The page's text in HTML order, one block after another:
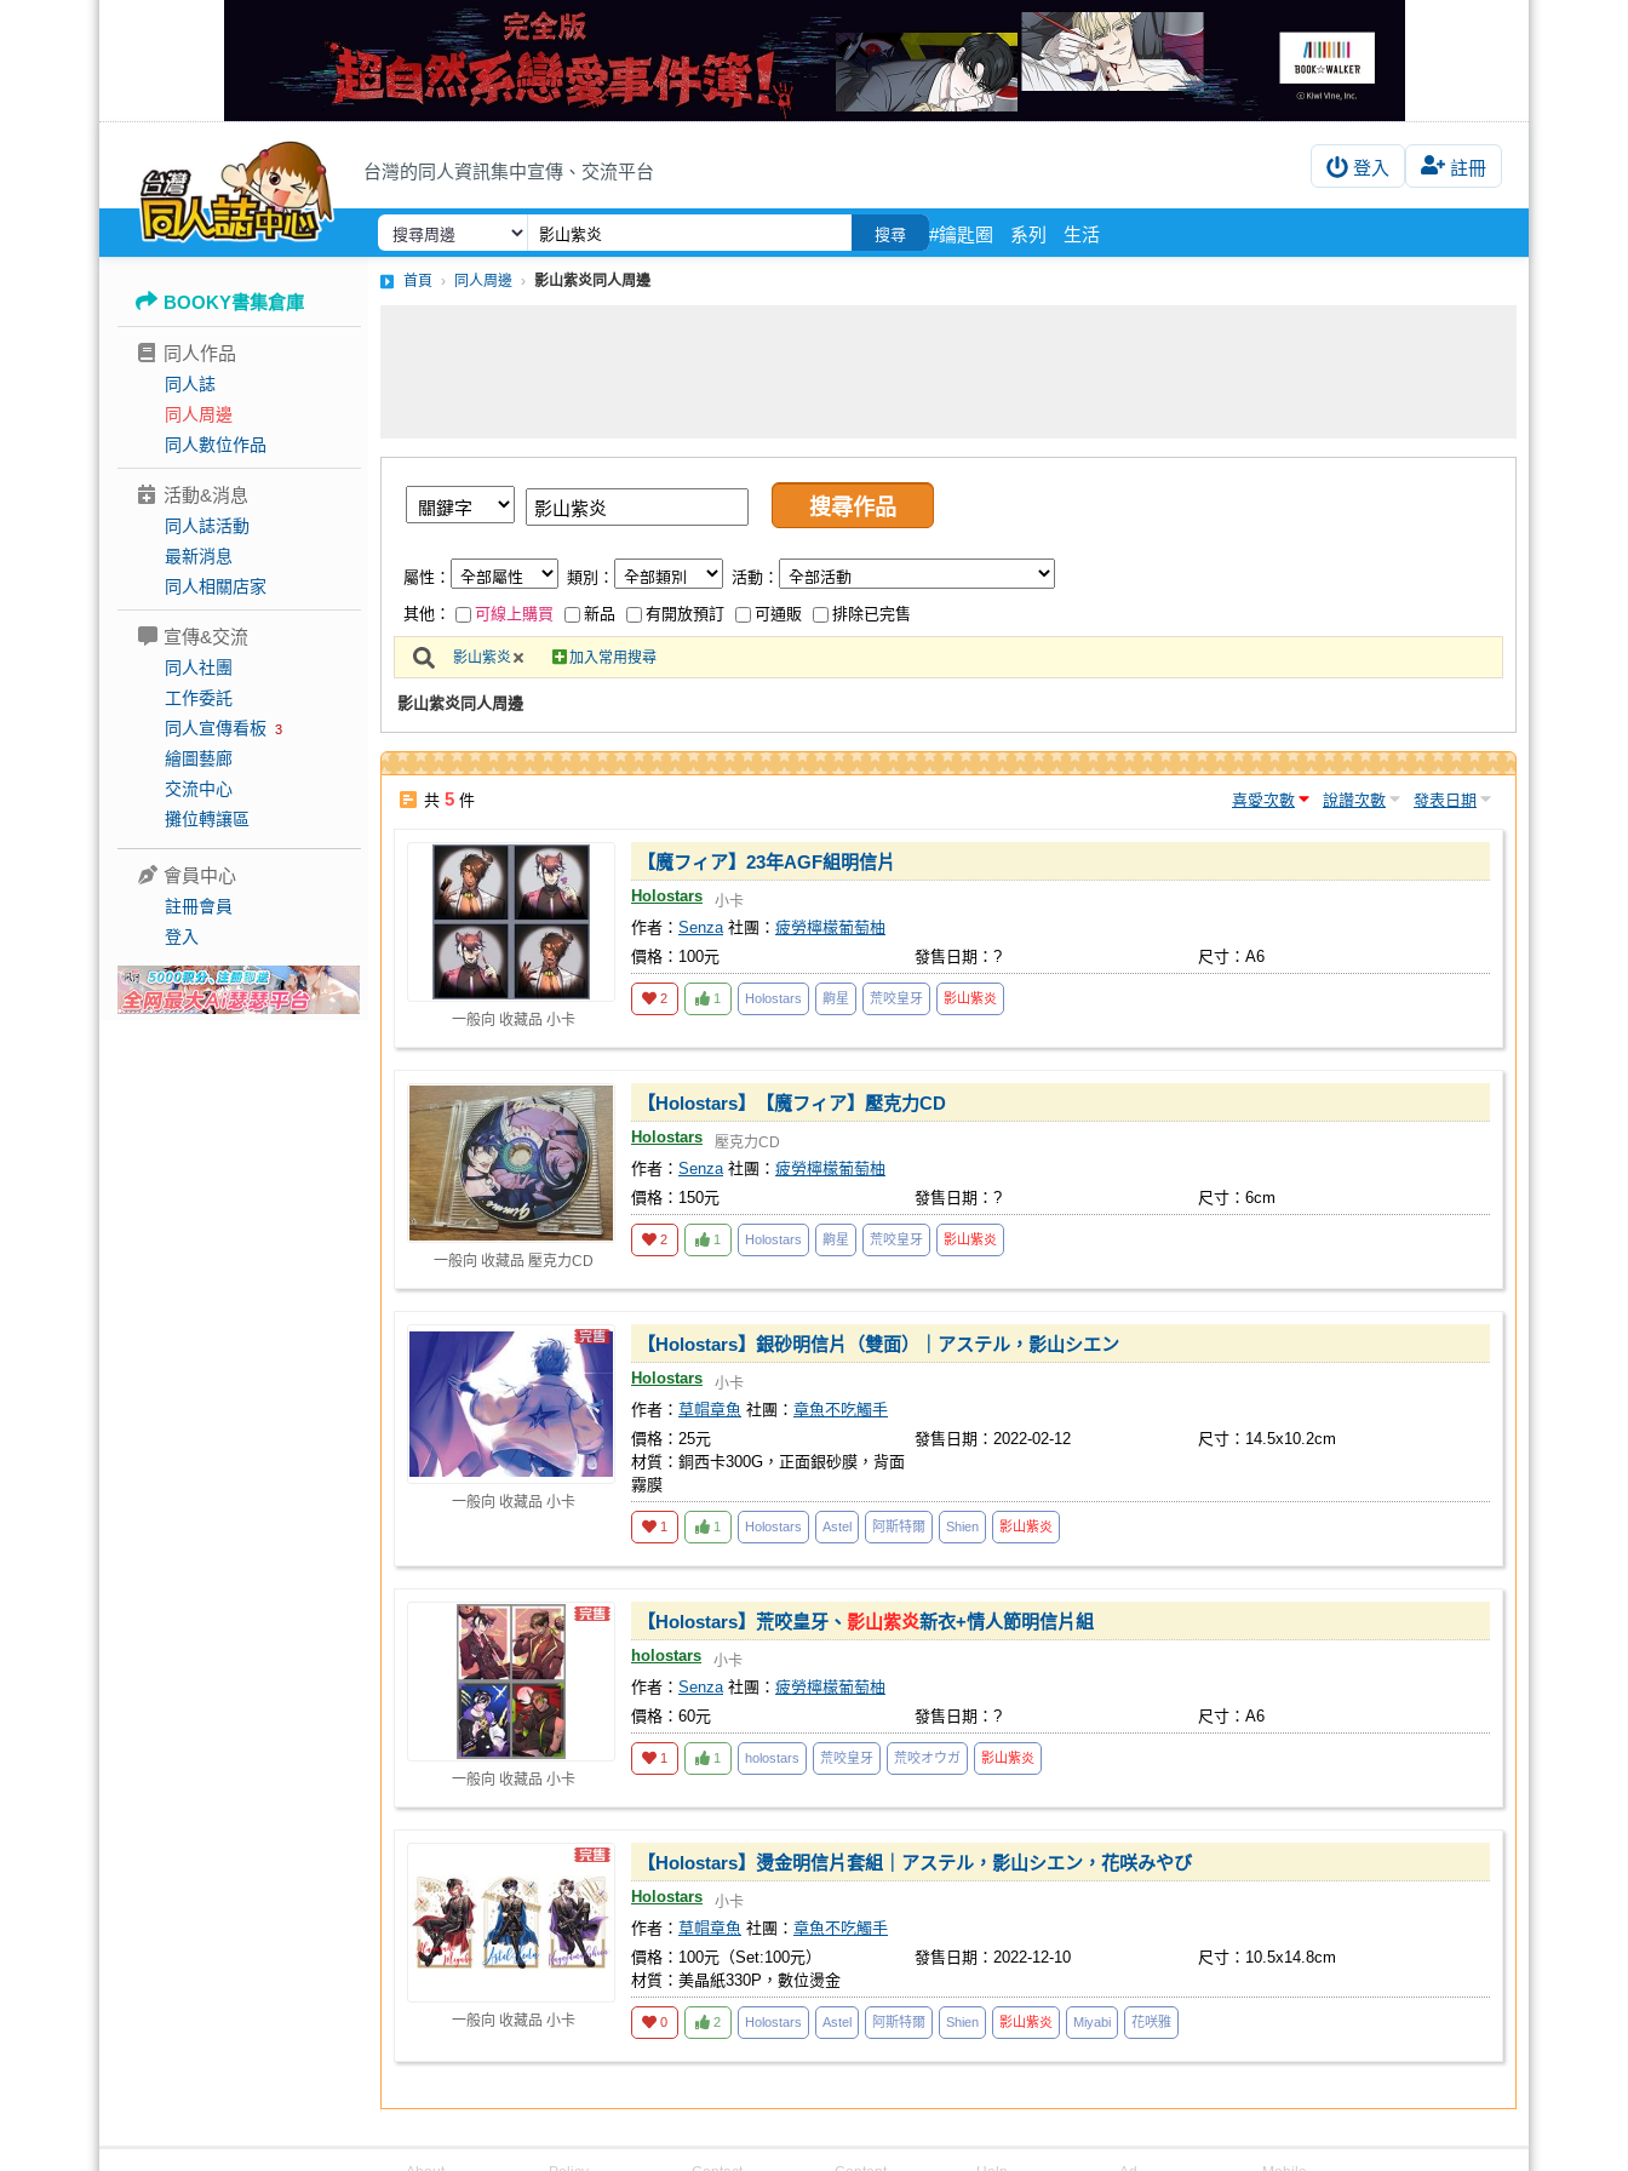
台灣的同人資訊集中宣傳、交流平台 登入 註冊
搜尋 #鑰匙圈 系列 生活
BOOKY書集倉庫
同人作品
同人誌
同人周邊
同人數位作品
活動&消息
同人誌活動
最新消息
同人相關店家
宣傳&交流
同人社團
工作委託
同人宣傳看板 3
繪圖藝廊
交流中心
攤位轉讓區
會員中心
註冊會員
登入
首頁 同人周邊 影山紫炎同人周邊
屬性： 類別：
活動：
其他：
可線上購買 新品 有開放預訂 可通販 排除已完售
影山紫炎 加入常用搜尋
影山紫炎同人周邊
共 5 件 喜愛次數 說讚次數 發表日期
一般向 收藏品 小卡
【魔フィア】23年AGF組明信片
Holostars 小卡
作者： Senza 社團： 疲勞檸檬葡萄柚
價格：100元
發售日期：? 尺寸：A6
2 1 Holostars 齁星 荒咬皇牙 影山紫炎
一般向 收藏品 壓克力CD
【Holostars】【魔フィア】壓克力CD
Holostars 壓克力CD
作者： Senza 社團： 疲勞檸檬葡萄柚
價格：150元
發售日期：? 尺寸：6cm
2 1 Holostars 齁星 荒咬皇牙 影山紫炎
一般向 收藏品 小卡
【Holostars】銀砂明信片（雙面）｜アステル，影山シエン
Holostars 小卡
作者： 草帽章魚 社團： 章魚不吃觸手
價格：25元
發售日期：2022-02-12
尺寸：14.5x10.2cm
材質：銅西卡300G，正面銀砂膜，背面
霧膜
1 1 Holostars Astel 阿斯特爾 Shien 影山紫炎
一般向 收藏品 小卡
【Holostars】荒咬皇牙、 影山紫炎新衣+情人節明信片組
holostars 小卡
作者： Senza 社團： 疲勞檸檬葡萄柚
價格：60元
發售日期：? 尺寸：A6
1 1 holostars 荒咬皇牙 荒咬オウガ 影山紫炎
一般向 收藏品 小卡
【Holostars】燙金明信片套組｜アステル，影山シエン，花咲みやび
Holostars 小卡
作者： 草帽章魚 社團： 章魚不吃觸手
價格：100元（Set:100元）
發售日期：2022-12-10
尺寸：10.5x14.8cm
材質：美晶紙330P，數位燙金
0 2 Holostars Astel 阿斯特爾 Shien 影山紫炎 Miyabi 花咲雅